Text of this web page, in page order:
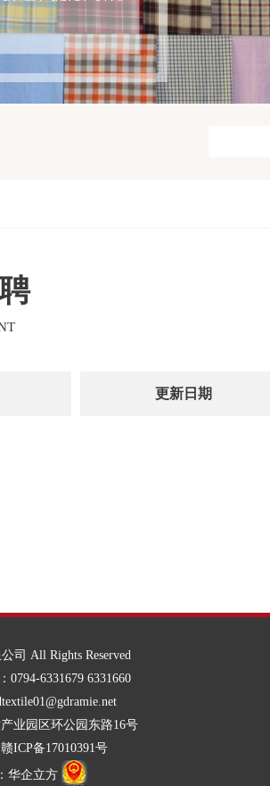
更新日期
司 All Rights Reserved
6331679 6331660
业园区环公园东路16号
ICP备17010391号
华企立方